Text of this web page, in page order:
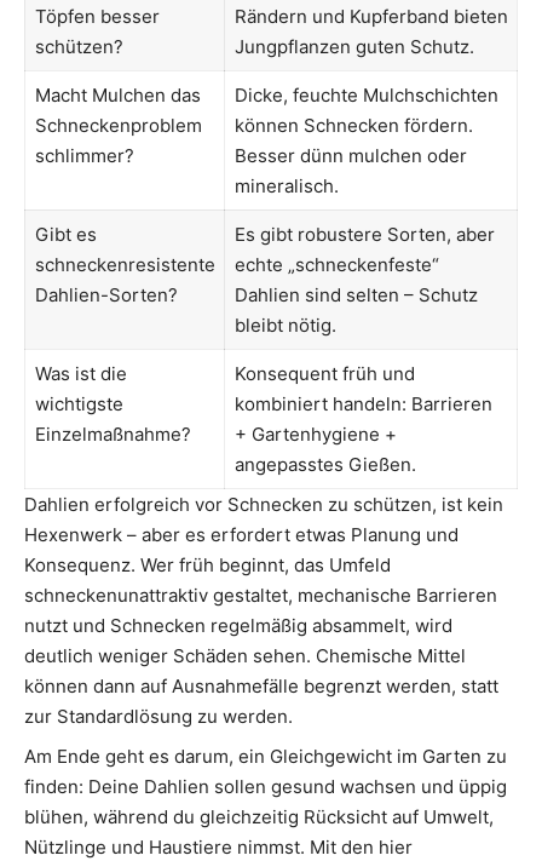
Töpfen besser
schützen?
Rändern und Kupferband bieten
Jungpflanzen guten Schutz.
Macht Mulchen das
Schneckenproblem
schlimmer?
Dicke, feuchte Mulchschichten
können Schnecken fördern.
Besser dünn mulchen oder
mineralisch.
Gibt es
schneckenresistente
Dahlien-Sorten?
Es gibt robustere Sorten, aber
echte „schneckenfeste“
Dahlien sind selten – Schutz
bleibt nötig.
Was ist die
wichtigste
Einzelmaßnahme?
Konsequent früh und
kombiniert handeln: Barrieren
+ Gartenhygiene +
angepasstes Gießen.
Dahlien erfolgreich vor Schnecken zu schützen, ist kein
Hexenwerk – aber es erfordert etwas Planung und
Konsequenz. Wer früh beginnt, das Umfeld
schneckenunattraktiv gestaltet, mechanische Barrieren
nutzt und Schnecken regelmäßig absammelt, wird
deutlich weniger Schäden sehen. Chemische Mittel
können dann auf Ausnahmefälle begrenzt werden, statt
zur Standardlösung zu werden.
Am Ende geht es darum, ein Gleichgewicht im Garten zu
finden: Deine Dahlien sollen gesund wachsen und üppig
blühen, während du gleichzeitig Rücksicht auf Umwelt,
Nützlinge und Haustiere nimmst. Mit den hier